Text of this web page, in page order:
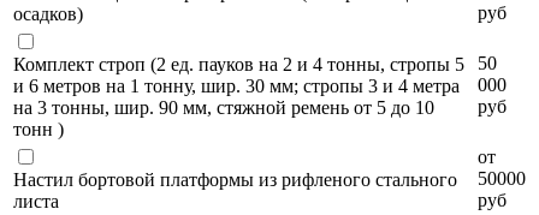
осадков)
руб
Комплект строп (2 ед. пауков на 2 и 4 тонны, стропы 5
и 6 метров на 1 тонну, шир. 30 мм; стропы 3 и 4 метра
на 3 тонны, шир. 90 мм, стяжной ремень от 5 до 10
тонн )
50
000
руб
Настил бортовой платформы из рифленого стального
листа
от
50000
руб